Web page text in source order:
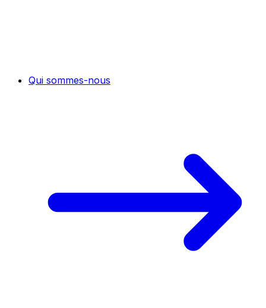
Qui sommes-nous